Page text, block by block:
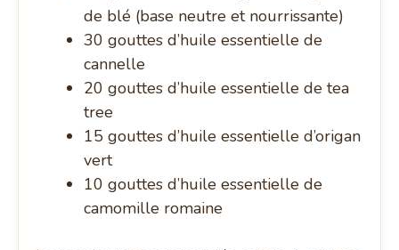
de blé (base neutre et nourrissante)
30 gouttes d’huile essentielle de
cannelle
20 gouttes d’huile essentielle de tea
tree
15 gouttes d’huile essentielle d’origan
vert
10 gouttes d’huile essentielle de
camomille romaine